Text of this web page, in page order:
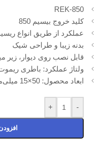
REK-850
کلید خروج بیسیم 850
عملکرد از طریق انواع ریسیور با
بدنه زیبا و طراحی شیک
قابل نصب روی دیوار، زیر
ولتاژ عملکرد: باطری
ابعاد محصول: 50×15 میلی‌متر
-
+